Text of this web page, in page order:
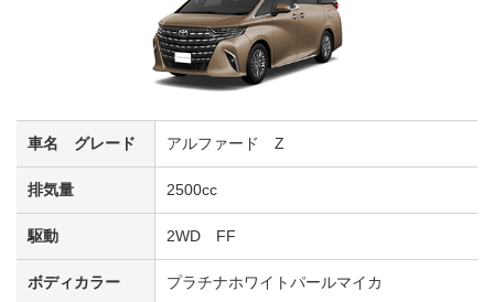
アルファード Z
2500cc
2WD FF
プラチナホワイトパールマイカ